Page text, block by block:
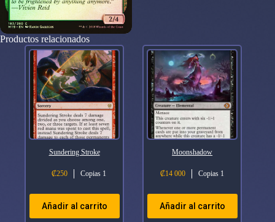
Productos relacionados
Sundering Stroke
₡250 Copias 1
Añadir al carrito
Moonshadow
₡14 000 Copias 1
Añadir al carrito